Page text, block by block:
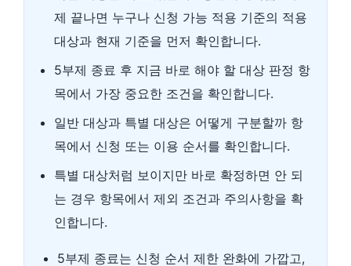
제 끝나면 누구나 신청 가능 적용 기준의 적용
대상과 현재 기준을 먼저 확인합니다.
5부제 종료 후 지금 바로 해야 할 대상 판정 항
목에서 가장 중요한 조건을 확인합니다.
일반 대상과 특별 대상은 어떻게 구분할까 항
목에서 신청 또는 이용 순서를 확인합니다.
특별 대상처럼 보이지만 바로 확정하면 안 되
는 경우 항목에서 제외 조건과 주의사항을 확
인합니다.
5부제 종료는 신청 순서 제한 완화에 가깝고,